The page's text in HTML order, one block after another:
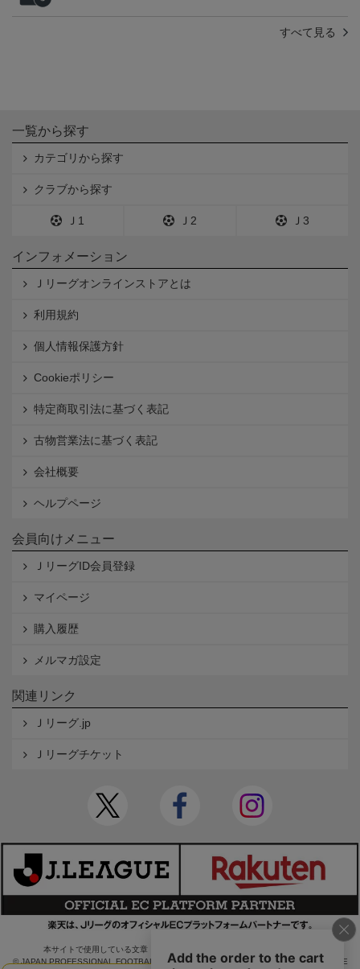
すべて見る
一覧から探す
カテゴリから探す
クラブから探す
Ｊ1 Ｊ2 Ｊ3
インフォメーション
Ｊリーグオンラインストアとは
利用規約
個人情報保護方針
Cookieポリシー
特定商取引法に基づく表記
古物営業法に基づく表記
会社概要
ヘルプページ
会員向けメニュー
ＪリーグID会員登録
マイページ
購入履歴
メルマガ設定
関連リンク
Ｊリーグ.jp
Ｊリーグチケット
本サイトで使用している文章・画像等の無断での複製・転載を禁止します。
© JAPAN PROFESSIONAL FOOTBALL LEAGUE Rakuten Group, Inc. ALL RIGHTS RE